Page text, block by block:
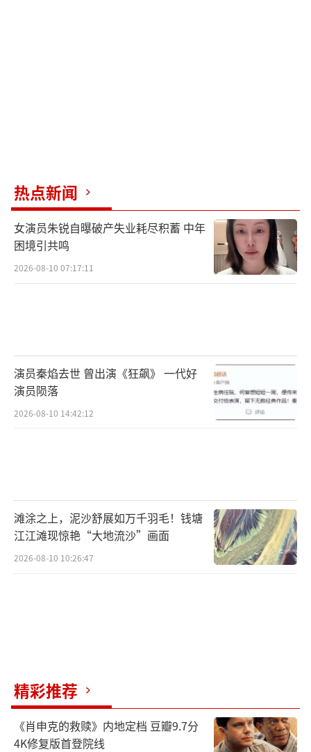
热点新闻
女演员朱锐自曝破产失业耗尽积蓄 中年
困境引共鸣
2026-08-10 07:17:11
演员秦焰去世 曾出演《狂飙》 一代好
演员陨落
2026-08-10 14:42:12
滩涂之上，泥沙舒展如万千羽毛！钱塘
江江滩现惊艳“大地流沙”画面
2026-08-10 10:26:47
精彩推荐
《肖申克的救赎》内地定档 豆瓣9.7分
4K修复版首登院线